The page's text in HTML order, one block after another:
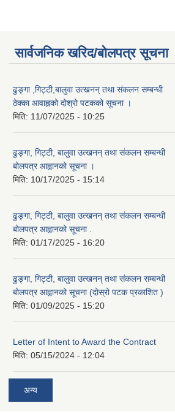
सार्वजनिक खरिद/बोलपत्र सूचना
ढुङ्गा ,गिट्टी,बालुवा उत्खनन् तथा संकलन सम्बन्धी
ठेक्का आवाह्नको दोश्रो पटकको सूचना ।
मिति: 11/07/2025 - 10:25
ढुङ्गा, गिट्टी, बालुवा उत्खनन् तथा संकलन सम्बन्धी
बोलपत्र आह्वानको सूचना ।
मिति: 10/17/2025 - 15:14
ढुङ्गा, गिट्टी, बालुवा उत्खनन् तथा संकलन सम्बन्धी
बोलपत्र आह्वानको सूचना .
मिति: 01/17/2025 - 16:20
ढुङ्गा, गिट्टी, बालुवा उत्खनन् तथा संकलन सम्बन्धी
बोलपत्र आह्वानको सूचना (दोस्रो पटक प्रकाशित )
मिति: 01/09/2025 - 15:20
Letter of Intent to Award the Contract
मिति: 05/15/2024 - 12:04
अन्य